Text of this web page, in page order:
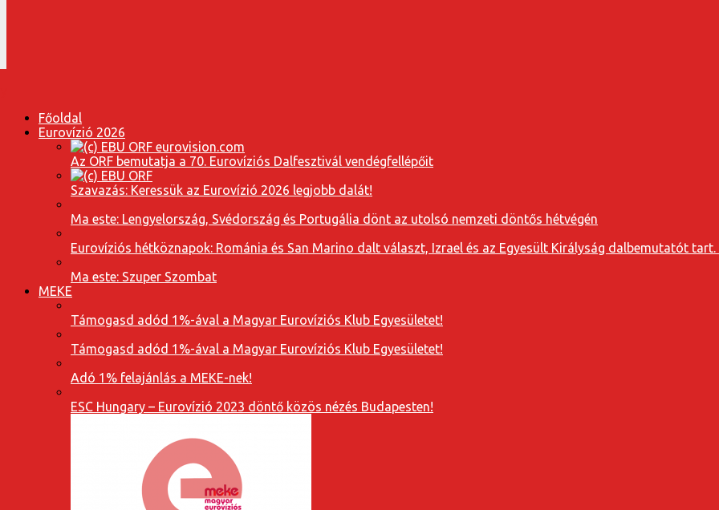
Főoldal
Eurovízió 2026
Az ORF bemutatja a 70. Eurovíziós Dalfesztivál vendégfellépőit
Szavazás: Keressük az Eurovízió 2026 legjobb dalát!
Ma este: Lengyelország, Svédország és Portugália dönt az utolsó nemzeti döntős hétvégén
Eurovíziós hétköznapok: Románia és San Marino dalt választ, Izrael és az Egyesült Királyság dalbemutatót tart.
Ma este: Szuper Szombat
MEKE
Támogasd adód 1%-ával a Magyar Eurovíziós Klub Egyesületet!
Támogasd adód 1%-ával a Magyar Eurovíziós Klub Egyesületet!
Adó 1% felajánlás a MEKE-nek!
ESC Hungary – Eurovízió 2023 döntő közös nézés Budapesten!